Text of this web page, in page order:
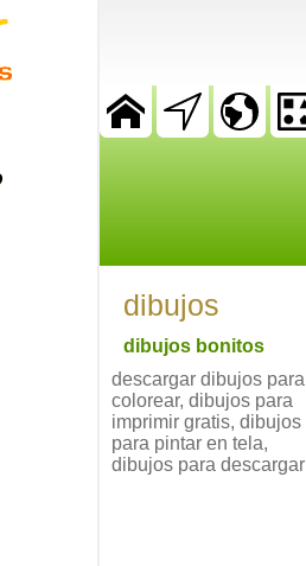
dibujos
dibujos bonitos
descargar dibujos para
colorear, dibujos para
imprimir gratis, dibujos
para pintar en tela,
dibujos para descargar